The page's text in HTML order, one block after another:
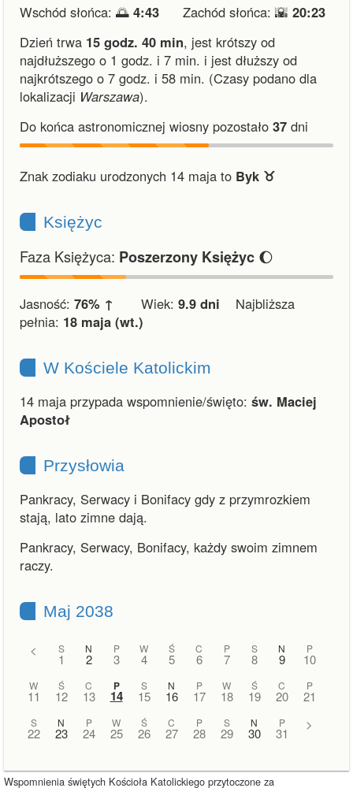
Wschód słońca: 🌅 4:43 Zachód słońca: 🌇 20:23
Dzień trwa 15 godz. 40 min, jest krótszy od
najdłuższego o 1 godz. i 7 min. i jest dłuższy od
najkrótszego o 7 godz. i 58 min. (Czasy podano dla
lokalizacji Warszawa).
Do końca astronomicznej wiosny pozostało 37 dni
Znak zodiaku urodzonych 14 maja to Byk ♉︎
Księżyc
Faza Księżyca: Poszerzony Księżyc 🌔
Jasność: 76% ↑ Wiek: 9.9 dni Najbliższa
pełnia: 18 maja (wt.)
W Kościele Katolickim
14 maja przypada wspomnienie/święto: św. Maciej
Apostoł
Przysłowia
Pankracy, Serwacy i Bonifacy gdy z przymrozkiem
stają, lato zimne dają.
Pankracy, Serwacy, Bonifacy, każdy swoim zimnem
raczy.
Maj 2038
< S
1
N
2
P
3
W
4
Ś
5
C
6
P
7
S
8
N
9
P
10
W
11
Ś
12
C
13
P
14
S
15
N
16
P
17
W
18
Ś
19
C
20
P
21
S
22
N
23
P
24
W
25
Ś
26
C
27
P
28
S
29
N
30
P
31
>
Wspomnienia świętych Kościoła Katolickiego przytoczone za